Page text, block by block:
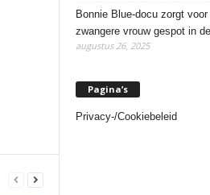
Bonnie Blue-docu zorgt
zwangere vrouw gespot in
augustus 26, 2025
Pagina’s
Privacy-/Cookiebeleid